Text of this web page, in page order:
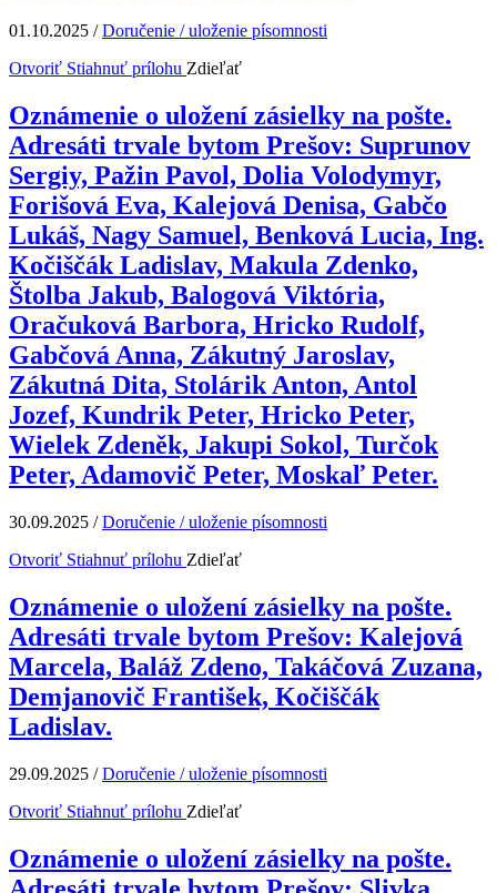
01.10.2025 /Doručenie / uloženie písomnosti
Otvoriť Stiahnuť prílohu Zdieľať
Oznámenie o uložení zásielky na pošte.
Adresáti trvale bytom Prešov: Suprunov
Sergiy, Pažin Pavol, Dolia Volodymyr,
Forišová Eva, Kalejová Denisa, Gabčo
Lukáš, Nagy Samuel, Benková Lucia, Ing.
Kočiščák Ladislav, Makula Zdenko,
Štolba Jakub, Balogová Viktória,
Oračuková Barbora, Hricko Rudolf,
Gabčová Anna, Zákutný Jaroslav,
Zákutná Dita, Stolárik Anton, Antol
Jozef, Kundrik Peter, Hricko Peter,
Wielek Zdeněk, Jakupi Sokol, Turčok
Peter, Adamovič Peter, Moskaľ Peter.
30.09.2025 /Doručenie / uloženie písomnosti
Otvoriť Stiahnuť prílohu Zdieľať
Oznámenie o uložení zásielky na pošte.
Adresáti trvale bytom Prešov: Kalejová
Marcela, Baláž Zdeno, Takáčová Zuzana,
Demjanovič František, Kočiščák
Ladislav.
29.09.2025 /Doručenie / uloženie písomnosti
Otvoriť Stiahnuť prílohu Zdieľať
Oznámenie o uložení zásielky na pošte.